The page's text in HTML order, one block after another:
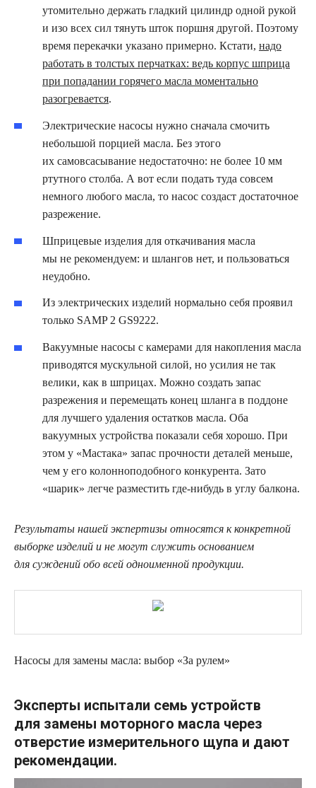
утомительно держать гладкий цилиндр одной рукой
и изо всех сил тянуть шток поршня другой. Поэтому
время перекачки указано примерно. Кстати, надо
работать в толстых перчатках: ведь корпус шприца
при попадании горячего масла моментально
разогревается.
Электрические насосы нужно сначала смочить
небольшой порцией масла. Без этого
их самовсасывание недостаточно: не более 10 мм
ртутного столба. А вот если подать туда совсем
немного любого масла, то насос создаст достаточное
разрежение.
Шприцевые изделия для откачивания масла
мы не рекомендуем: и шлангов нет, и пользоваться
неудобно.
Из электрических изделий нормально себя проявил
только SAMP 2 GS9222.
Вакуумные насосы с камерами для накопления масла
приводятся мускульной силой, но усилия не так
велики, как в шприцах. Можно создать запас
разрежения и перемещать конец шланга в поддоне
для лучшего удаления остатков масла. Оба
вакуумных устройства показали себя хорошо. При
этом у «Мастака» запас прочности деталей меньше,
чем у его колонноподобного конкурента. Зато
«шарик» легче разместить где-нибудь в углу балкона.
Результаты нашей экспертизы относятся к конкретной
выборке изделий и не могут служить основанием
для суждений обо всей одноименной продукции.
Насосы для замены масла: выбор «За рулем»
Эксперты испытали семь устройств
для замены моторного масла через
отверстие измерительного щупа и дают
рекомендации.